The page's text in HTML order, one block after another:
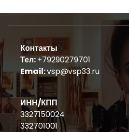
Контакты
Тел:+79290279701
Email:vsp@vsp33.ru
ИНН/КПП
3327150024
332701001